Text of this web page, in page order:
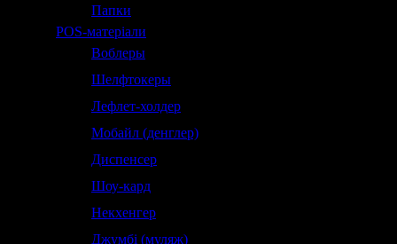
Папки
POS-матеріали
Воблеры
Шелфтокеры
Лефлет-холдер
Мобайл (денглер)
Диспенсер
Шоу-кард
Некхенгер
Джумбі (муляж)